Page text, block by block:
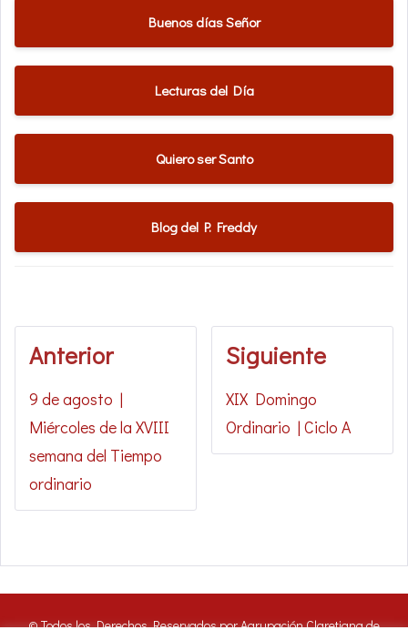
Buenos días Señor
Lecturas del Día
Quiero ser Santo
Blog del P. Freddy
Anterior
9 de agosto |
Miércoles de la XVIII
semana del Tiempo
ordinario
Siguiente
XIX Domingo
Ordinario | Ciclo A
© Todos los Derechos Reservados por Agrupación Claretiana de